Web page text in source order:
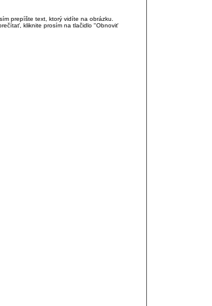
prepíšte text, ktorý vidíte na obrázku.
kliknite prosím na tlačidlo "Obnoviť